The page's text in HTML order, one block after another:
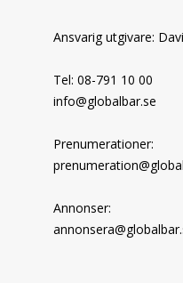
Ansvarig utgivare:
Tel: 08-791 10 00
info@globalbar.se
Prenumerationer:
Annonser: